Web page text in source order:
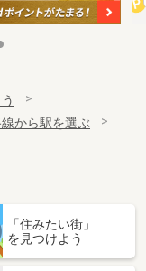
から駅を選ぶ
「住みたい街」
を見つけよう